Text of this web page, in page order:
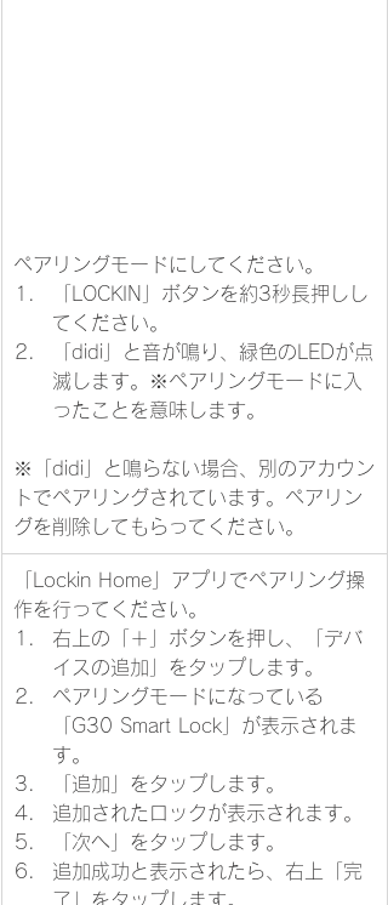
ペアリングモードにしてください。
「LOCKIN」ボタンを約3秒長押しし
てください。
​「didi」と音が鳴り、緑色のLEDが点
滅します。※ペアリングモードに入
ったことを意味します。
※「didi」と鳴らない場合、別のアカウン
トでペアリングされています。ペアリン
グを削除してもらってください。
「Lockin Home」アプリでペアリング操
作を行ってください。
右上の「＋」ボタンを押し、「デバ
イスの追加」をタップします。
ペアリングモードになっている
「G30 Smart Lock」が表示されま
す。
「追加」をタップします。
追加されたロックが表示されます。
「次へ」をタップします。
追加成功と表示されたら、右上「完
了」をタップします。